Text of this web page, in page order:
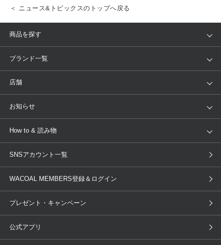
＜ ニュース&トピックスのトップへ戻る
商品を探す
アイテム
トピックス
ブランド一覧
WACOAL
AMPHI une nana cool
OUR WACOAL
WACOAL Remamma
Licensed Brands
店舗
店舗を探す
ブラ無料診断
3Dボディスキャン
お知らせ
新着情報
商品回収
ニュース＆トピックス
How to & 読み物
下着の基礎知識
ブラパン ワコールスタイル
大人の工場見学inベトナム 人間科学研究開発センター見学
SNSアカウント一覧
WACOAL MEMBERS登録＆ログイン
プレゼント・キャンペーン
公式アプリ